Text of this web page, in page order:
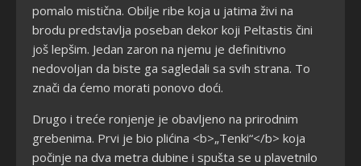
pomalo mistična. Obilje ribe koja u jatima živi na
brodu predstavlja poseban dekor koji Peltastis čini
još lepšim. Jedan zaron na njemu je definitivno
nedovoljan da biste ga sagledali sa svih strana. To
znači da ćemo morati ponovo doći.
Drugo i treće ronjenje je obavljeno na prirodnim
grebenima. Prvi je bio plićina <b>„Tenki“</b> koja
počinje na dva metra dubine i spušta se u plavetnilo